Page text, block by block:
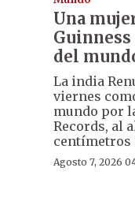
Una
del
La india
viernes
mundo por
Records, al
centímetros
Agosto 7, 2026